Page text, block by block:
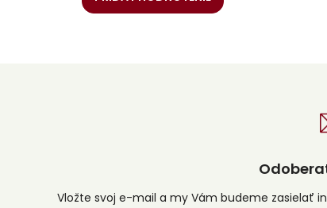
Vložte svoj e-mail a my Vám budeme zasielať